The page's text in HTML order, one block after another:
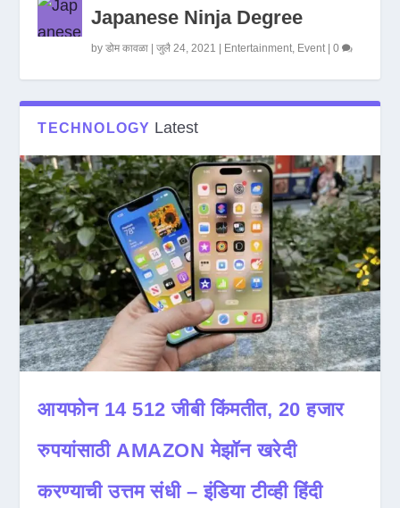
Japanese Ninja Degree
byडोम कावळा |जुलै 24, 2021 Entertainment, Event|0
TECHNOLOGY Latest
आयफोन 14 512 जीबी किंमतीत, 20 हजार
रुपयांसाठी AMAZON मेझॉन खरेदी
करण्याची उत्तम संधी – इंडिया टीव्ही हिंदी